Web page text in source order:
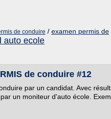
de conduire / examen permis de
auto ecole
de conduire #12
par un candidat. Avec
un moniteur d'auto école.